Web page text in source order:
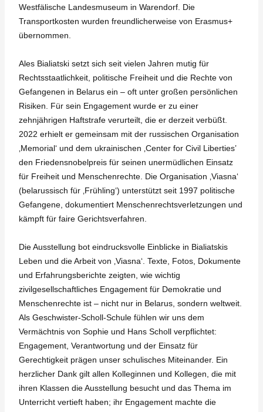
Westfälische Landesmuseum in Warendorf. Die
Transportkosten wurden freundlicherweise von Erasmus+
übernommen.
Ales Bialiatski setzt sich seit vielen Jahren mutig für
Rechtsstaatlichkeit, politische Freiheit und die Rechte von
Gefangenen in Belarus ein – oft unter großen persönlichen
Risiken. Für sein Engagement wurde er zu einer
zehnjährigen Haftstrafe verurteilt, die er derzeit verbüßt.
2022 erhielt er gemeinsam mit der russischen Organisation
‚Memorial‘ und dem ukrainischen ‚Center for Civil Liberties’
den Friedensnobelpreis für seinen unermüdlichen Einsatz
für Freiheit und Menschenrechte. Die Organisation ‚Viasna‘
(belarussisch für ‚Frühling‘) unterstützt seit 1997 politische
Gefangene, dokumentiert Menschenrechtsverletzungen und
kämpft für faire Gerichtsverfahren.
Die Ausstellung bot eindrucksvolle Einblicke in Bialiatskis
Leben und die Arbeit von ‚Viasna‘. Texte, Fotos, Dokumente
und Erfahrungsberichte zeigten, wie wichtig
zivilgesellschaftliches Engagement für Demokratie und
Menschenrechte ist – nicht nur in Belarus, sondern weltweit.
Als Geschwister-Scholl-Schule fühlen wir uns dem
Vermächtnis von Sophie und Hans Scholl verpflichtet:
Engagement, Verantwortung und der Einsatz für
Gerechtigkeit prägen unser schulisches Miteinander. Ein
herzlicher Dank gilt allen Kolleginnen und Kollegen, die mit
ihren Klassen die Ausstellung besucht und das Thema im
Unterricht vertieft haben; ihr Engagement machte die